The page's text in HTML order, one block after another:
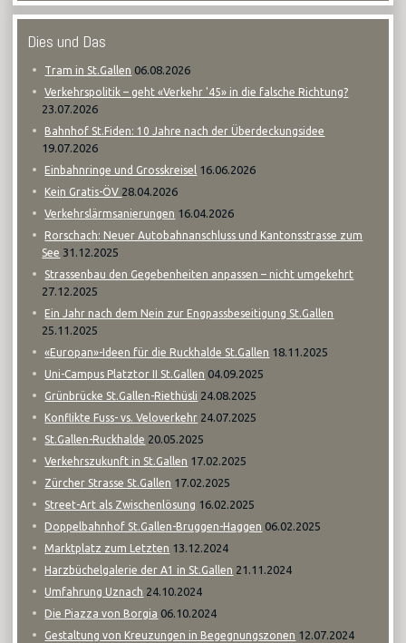
Dies und Das
Tram in St.Gallen 06.08.2026
Verkehrspolitik – geht «Verkehr '45» in die falsche Richtung?
23.07.2026
Bahnhof St.Fiden: 10 Jahre nach der Überdeckungsidee
19.07.2026
Einbahnringe und Grosskreisel 16.06.2026
Kein Gratis-ÖV 28.04.2026
Verkehrslärmsanierungen 16.04.2026
Rorschach: Neuer Autobahnanschluss und Kantonsstrasse zum
See 31.12.2025
Strassenbau den Gegebenheiten anpassen – nicht umgekehrt
27.12.2025
Ein Jahr nach dem Nein zur Engpassbeseitigung St.Gallen
25.11.2025
«Europan»-Ideen für die Ruckhalde St.Gallen 18.11.2025
Uni-Campus Platztor II St.Gallen 04.09.2025
Grünbrücke St.Gallen-Riethüsli 24.08.2025
Konflikte Fuss- vs. Veloverkehr 24.07.2025
St.Gallen-Ruckhalde 20.05.2025
Verkehrszukunft in St.Gallen 17.02.2025
Zürcher Strasse St.Gallen 17.02.2025
Street-Art als Zwischenlösung 16.02.2025
Doppelbahnhof St.Gallen-Bruggen-Haggen 06.02.2025
Marktplatz zum Letzten 13.12.2024
Harzbüchelgalerie der A1 in St.Gallen 21.11.2024
Umfahrung Uznach 24.10.2024
Die Piazza von Borgia 06.10.2024
Gestaltung von Kreuzungen in Begegnungszonen 12.07.2024